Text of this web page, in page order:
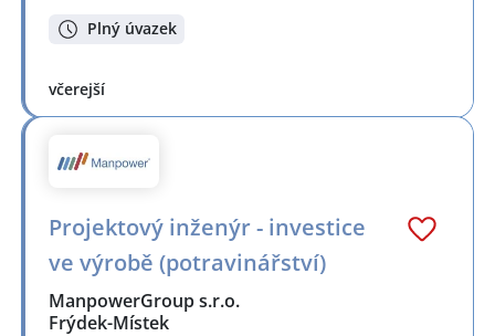
Plný úvazek
včerejší
Projektový inženýr - investice
ve výrobě (potravinářství)
ManpowerGroup s.r.o.
Frýdek-Místek